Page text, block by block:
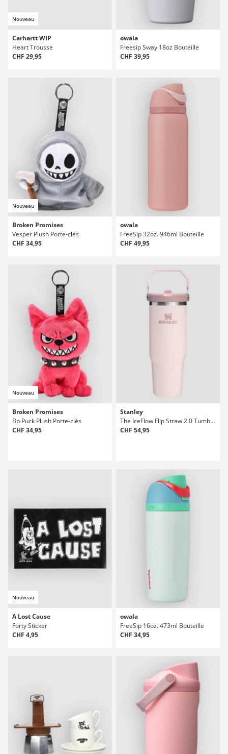
Nouveau
Carhartt WIP
Heart Trousse
CHF 29,95
owala
Freesip Sway 18oz Bouteille
CHF 39,95
Nouveau
Broken Promises
Vesper Plush Porte-clés
CHF 34,95
owala
FreeSip 32oz. 946ml Bouteille
CHF 49,95
Nouveau
Broken Promises
Bp Puck Plush Porte-clés
CHF 34,95
Stanley
The IceFlow Flip Straw 2.0 Tumbler 0.89L Bouteille
CHF 54,95
Nouveau
A Lost Cause
Forty Sticker
CHF 4,95
owala
FreeSip 16oz. 473ml Bouteille
CHF 34,95